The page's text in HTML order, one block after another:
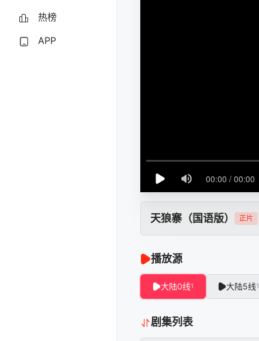
热榜
APP
天狼寨（国语版） 正片
播放源
大陆0线1 大陆5线1
剧集列表